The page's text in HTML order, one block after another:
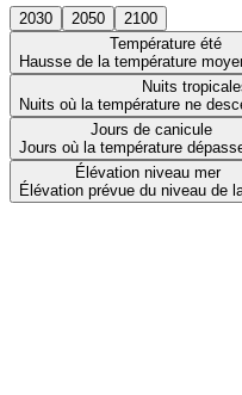
2030 2050
2100
Température été
Hausse de la température
Nuits
Nuits où la température ne
Jours de canicule
Jours où la température
Élévation niveau mer
Élévation prévue du niveau de